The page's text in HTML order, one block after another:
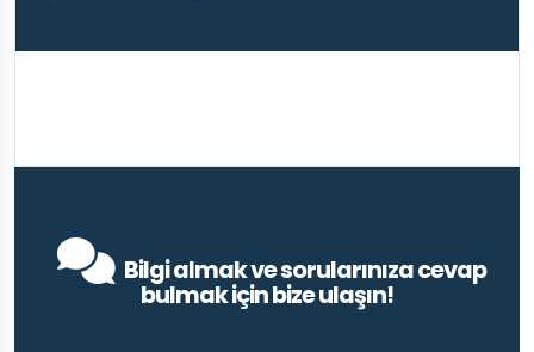
Bilgi almak ve sorularınıza cevap
bulmak için bize ulaşın!